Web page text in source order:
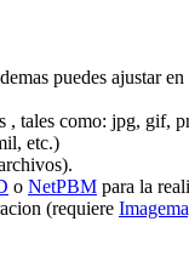
puedes ajustar
, tales como: jpg,
etc.)
o NetPBM para la
(requiere